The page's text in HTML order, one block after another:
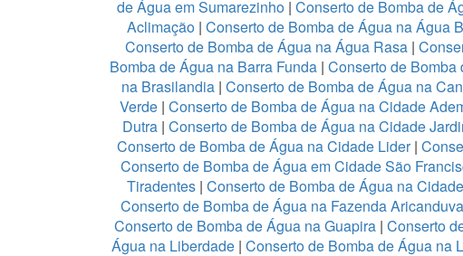
de Água em Sumarezinho| Conserto de Bomba de
Aclimação | Conserto de Bomba de Água na Água
Conserto de Bomba de Água na Água Rasa |
Bomba de Água na Barra Funda | Conserto de
na Brasilandia| Conserto de Bomba de Água na
Verde | Conserto de Bomba de Água na Cidade
Dutra | Conserto de Bomba de Água na Cidade
Conserto de Bomba de Água na Cidade Lider|
Conserto de Bomba de Água em Cidade São
Tiradentes | Conserto de Bomba de Água na
Conserto de Bomba de Água na Fazenda Aricanduva
Conserto de Bomba de Água na Guapira | Conserto
Água na Liberdade | Conserto de Bomba de Água na